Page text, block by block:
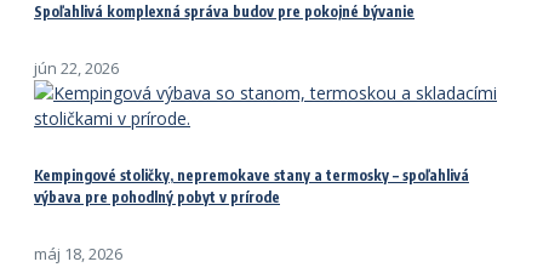
Spoľahlivá komplexná správa budov pre pokojné bývanie
jún 22, 2026
Kempingové stoličky, nepremokave stany a termosky – spoľahlivá
výbava pre pohodlný pobyt v prírode
máj 18, 2026